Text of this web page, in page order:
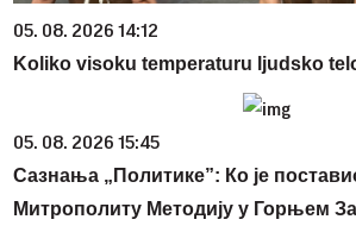
05. 08. 2026 14:12
Koliko visoku temperaturu ljudsko
05. 08. 2026 15:45
Сазнања „Политике”: Ко је
Митрополиту Методију у Горњем